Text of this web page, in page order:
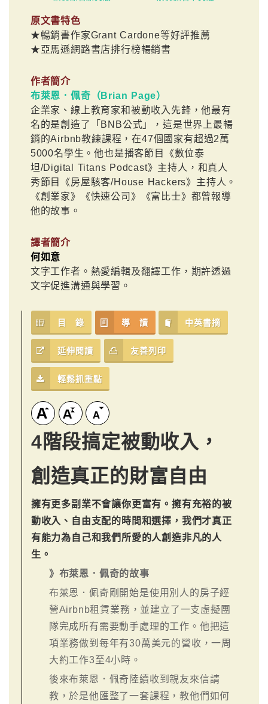
原文書特色
★暢銷書作家Grant Cardone等好評推薦
★亞馬遜網路書店排行榜暢銷書
作者簡介
布萊恩．佩奇（Brian Page）
企業家、線上教育家和被動收入先鋒，他最有
名的是創造了「BNB公式」，這是世界上最暢
銷的Airbnb教練課程，在47個國家有超過2萬
5000名學生。他也是播客節目《數位泰
坦/Digital Titans Podcast》主持人，和真人
秀節目《房屋駭客/House Hackers》主持人。
《創業家》《快速公司》《富比士》都曾報導
他的故事。
譯者簡介
何如意
文字工作者。熱愛編輯及翻譯工作，期許透過
文字促進溝通與學習。
目 錄 導 讀 中英書摘
延伸閱讀 友善列印
輕鬆抓重點
4階段搞定被動收入，
創造真正的財富自由
擁有更多副業不會讓你更富有。擁有充裕的被
動收入、自由支配的時間和選擇，我們才真正
有能力為自己和我們所愛的人創造非凡的人
生。
》布萊恩．佩奇的故事
布萊恩．佩奇剛開始是使用別人的房子經
營Airbnb租賃業務，並建立了一支虛擬團
隊完成所有需要動手處理的工作。他把這
項業務做到每年有30萬美元的營收，一周
大約工作3至4小時。
後來布萊恩．佩奇陸續收到親友來信請
教，於是他匯整了一套課程，教他們如何